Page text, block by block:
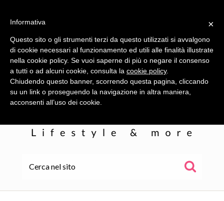
×
Informativa
Questo sito o gli strumenti terzi da questo utilizzati si avvalgono
di cookie necessari al funzionamento ed utili alle finalità illustrate
nella cookie policy. Se vuoi saperne di più o negare il consenso
a tutti o ad alcuni cookie, consulta la cookie policy.
Chiudendo questo banner, scorrendo questa pagina, cliccando
su un link o proseguendo la navigazione in altra maniera,
acconsenti all’uso dei cookie.